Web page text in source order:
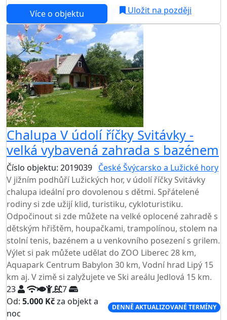
Více o objektu Uložit na později
Chalupa V údolí říčky Svitávky -
velká vybavená zahrada s bazénem
Číslo objektu: 2019039 České Švýcarsko a Lužické hory
V jižním podhůří Lužických hor, v údolí říčky Svitávky
chalupa ideální pro dovolenou s dětmi. Spřátelené
rodiny si zde užijí klid, turistiku, cykloturistiku.
Odpočinout si zde můžete na velké oplocené zahradě s
dětským hřištěm, houpačkami, trampolínou, stolem na
stolní tenis, bazénem a u venkovního posezení s grilem.
Výlet si pak můžete udělat do ZOO Liberec 28 km,
Aquapark Centrum Babylon 30 km, Vodní hrad Lipý 15
km aj. V zimě si zalyžujete ve Ski areálu Jedlová 15 km.
23
7
Od: 5.000 Kčza objekt a
noc
DENNĚ AKTUALIZOVANÉ TERMÍNY